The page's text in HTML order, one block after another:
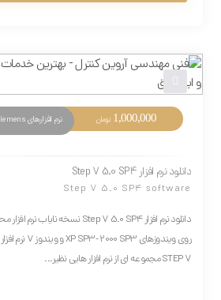
1,000,000 تومان
دانلود نرم افزار Step 7 5.0 SP4
Step 7 5.0 SP4 software
STEP 7 مجموعه ای از نرم افزار هایی نظیر...